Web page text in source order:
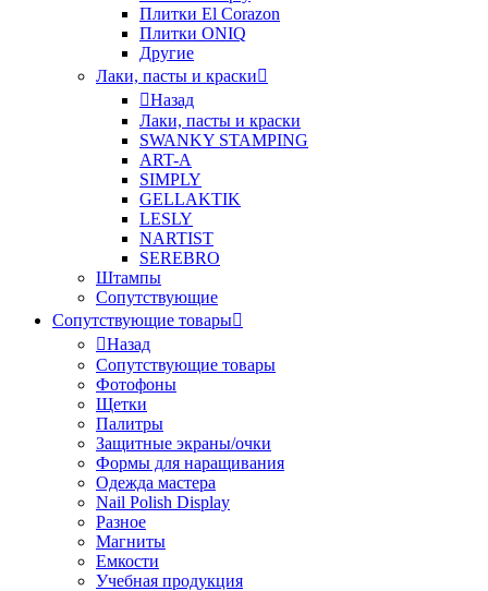
Плитки El Corazon
Плитки ONIQ
Другие
Лаки, пасты и краски
Назад
Лаки, пасты и краски
SWANKY STAMPING
ART-A
SIMPLY
GELLAKTIK
LESLY
NARTIST
SEREBRO
Штампы
Сопутствующие
Сопутствующие товары
Назад
Сопутствующие товары
Фотофоны
Щетки
Палитры
Защитные экраны/очки
Формы для наращивания
Одежда мастера
Nail Polish Display
Разное
Магниты
Емкости
Учебная продукция